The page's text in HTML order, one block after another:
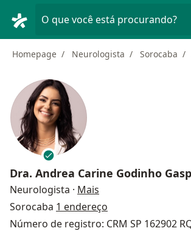
O que você está procurando?
Homepage Neurologista Sorocaba
Dra. Andrea Carine Godinho
Neurologista · Mais
Sorocaba 1 endereço
Número de registro: CRM SP 162902